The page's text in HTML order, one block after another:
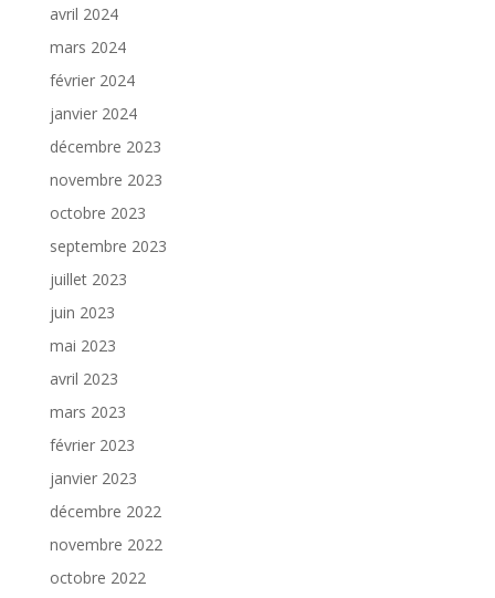
avril 2024
mars 2024
février 2024
janvier 2024
décembre 2023
novembre 2023
octobre 2023
septembre 2023
juillet 2023
juin 2023
mai 2023
avril 2023
mars 2023
février 2023
janvier 2023
décembre 2022
novembre 2022
octobre 2022